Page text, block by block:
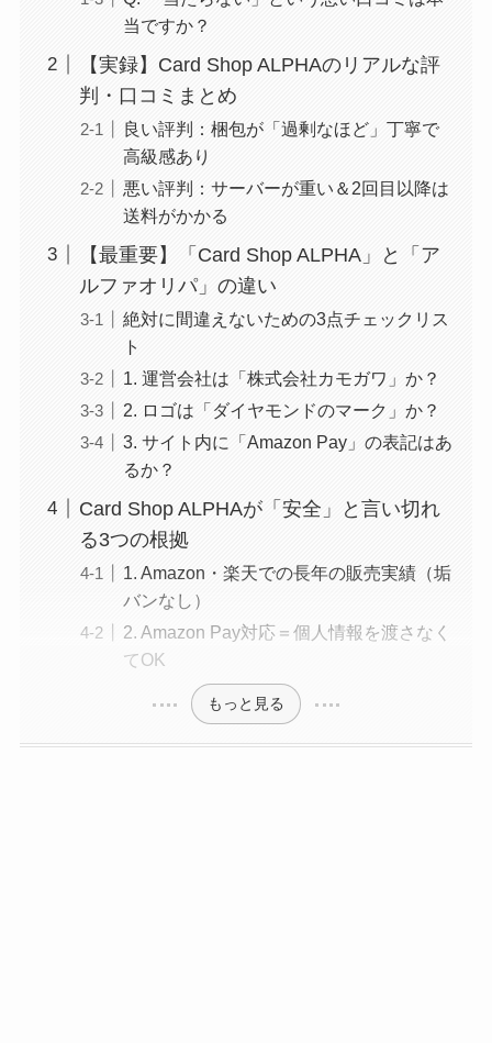
当ですか？
【実録】Card Shop ALPHAのリアルな評
判・口コミまとめ
良い評判：梱包が「過剰なほど」丁寧で
高級感あり
悪い評判：サーバーが重い＆2回目以降は
送料がかかる
【最重要】「Card Shop ALPHA」と「ア
ルファオリパ」の違い
絶対に間違えないための3点チェックリス
ト
1. 運営会社は「株式会社カモガワ」か？
2. ロゴは「ダイヤモンドのマーク」か？
3. サイト内に「Amazon Pay」の表記はあ
るか？
Card Shop ALPHAが「安全」と言い切れ
る3つの根拠
1. Amazon・楽天での長年の販売実績（垢
バンなし）
2. Amazon Pay対応＝個人情報を渡さなく
てOK
もっと見る